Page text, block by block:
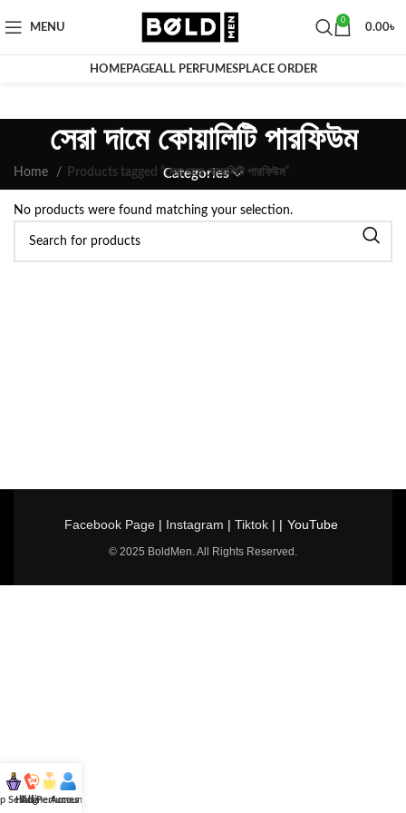
MENU
0
0.00৳
HOMEPAGEALL PERFUMESPLACE ORDER
সেরা দামে কোয়ালিটি পারফিউম
Categories
Home Products tagged “সেরা দামে কোয়ালিটি পারফিউম”
No products were found matching your selection.
Facebook Page| Instagram | Tiktok| | YouTube
© 2025 BoldMen. All Rights Reserved.
Selling
Hotline
All Perfumes
Account